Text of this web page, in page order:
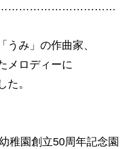
うみ」の作曲家、
メロディーに
た。
稚園創立50周年記念園